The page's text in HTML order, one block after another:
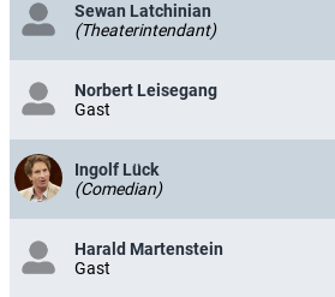
Sewan Latchinian
(Theaterintendant)
Norbert Leisegang
Gast
Ingolf Lück
(Comedian)
Harald Martenstein
Gast